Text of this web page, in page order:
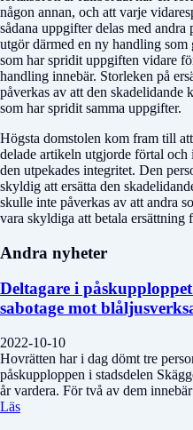
någon annan, och att varje
sådana uppgifter delas med
utgör därmed en ny handling
som har spridit uppgiften vidare
handling innebär. Storleken på
påverkas av att den skadelidande
som har spridit samma uppgifter.
Högsta domstolen kom fram till
delade artikeln utgjorde förtal
den utpekades integritet. Den
skyldig att ersätta den
skulle inte påverkas av att andra
vara skyldiga att betala ersättning
Andra nyheter
Deltagare i
sabotage mot
2022-10-10
Hovrätten har i dag dömt tre
påskupploppen i stadsdelen
år vardera. För två av dem
Läs